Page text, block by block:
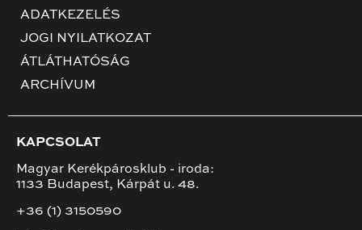
ADATKEZELÉS
JOGI NYILATKOZAT
ÁTLÁTHATÓSÁG
ARCHÍVUM
KAPCSOLAT
Magyar Kerékpárosklub - iroda:
1133 Budapest, Kárpát u. 48.
+36 (1) 3150590